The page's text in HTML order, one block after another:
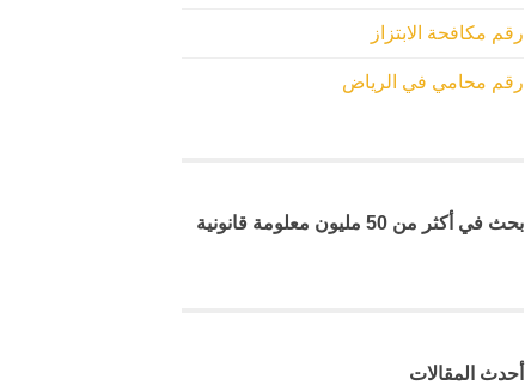
رقم مكافحة الابتزاز
رقم محامي في الرياض
بحث في أكثر من 50 مليون معلومة قانونية
أحدث المقالات